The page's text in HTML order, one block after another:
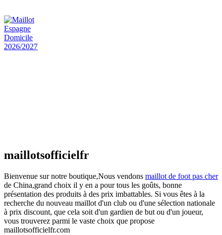
maillotsofficielfr
Bienvenue sur notre boutique,Nous vendons maillot de foot pas cher
de China,grand choix il y en a pour tous les goûts, bonne
présentation des produits à des prix imbattables. Si vous êtes à la
recherche du nouveau maillot d'un club ou d'une sélection nationale
à prix discount, que cela soit d'un gardien de but ou d'un joueur,
vous trouverez parmi le vaste choix que propose
maillotsofficielfr.com